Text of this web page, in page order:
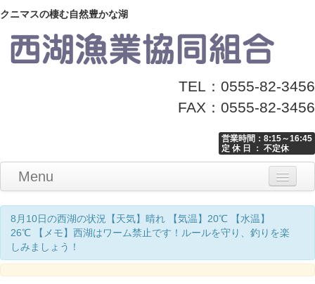
クニマスの棲む自然豊かな湖
TEL：0555-82-3456
FAX：0555-82-3456
営業時間：8:15～16:45
定 休 日 ： 不定休
Menu
Home
釣り情報
マナーとお願い
クニマス展示館
漁協からのお知らせ
お問い合わせ
8月10日の西湖の状況【天気】晴れ 【気温】20℃ 【水温】
26℃ 【メモ】西湖はワーム禁止です！ルールを守り、釣りを楽
しみましょう！